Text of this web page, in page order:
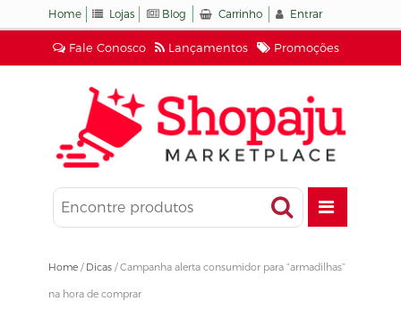
Fale Conosco Lançamentos Promoções
Home Lojas Blog Carrinho Entrar
Home / Dicas /Campanha alerta consumidor para “armadilhas”
na hora de comprar